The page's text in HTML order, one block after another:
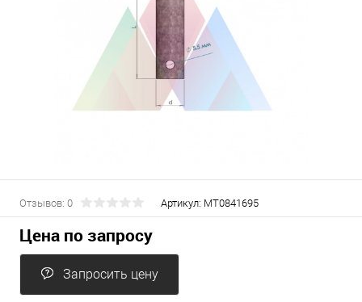
Отзывов: 0 Артикул: МТ0841695
Цена по запросу
Запросить цену